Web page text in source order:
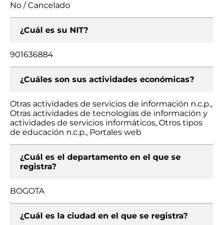
No / Cancelado
¿Cuál es su NIT?
901636884
¿Cuáles son sus actividades económicas?
Otras actividades de servicios de información n.c.p.,
Otras actividades de tecnologías de información y
actividades de servicios informáticos, Otros tipos
de educación n.c.p., Portales web
¿Cuál es el departamento en el que se
registra?
BOGOTA
¿Cuál es la ciudad en el que se registra?